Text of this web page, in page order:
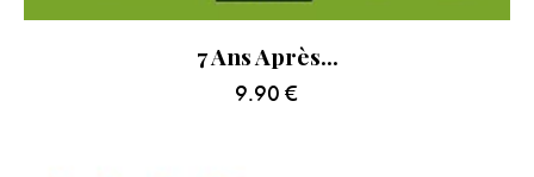
7 Ans Après…
9.90 €